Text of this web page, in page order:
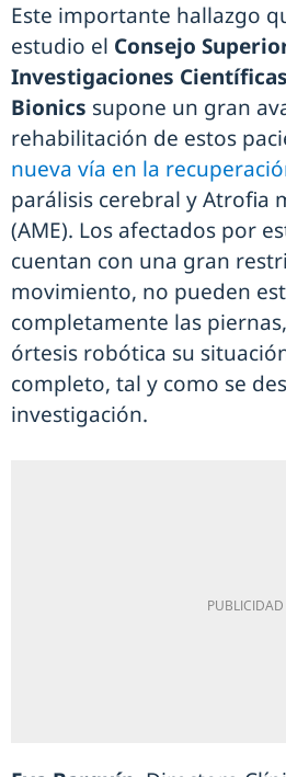
Este importante hallazgo
estudio el Consejo
Investigaciones Científicas
Bionics supone un gran
rehabilitación de estos
nueva vía en la
parálisis cerebral y Atrofia
(AME). Los afectados por
cuentan con una gran
movimiento, no pueden
completamente las
órtesis robótica su
completo, tal y como se
investigación.